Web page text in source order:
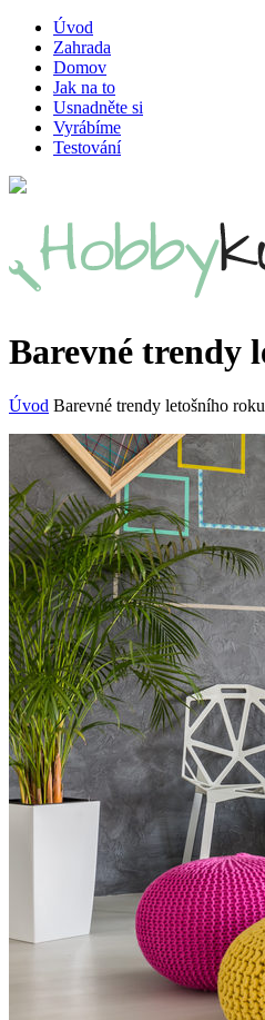
Úvod
Zahrada
Domov
Jak na to
Usnadněte si
Vyrábíme
Testování
Barevné trendy
Úvod Barevné trendy letošního